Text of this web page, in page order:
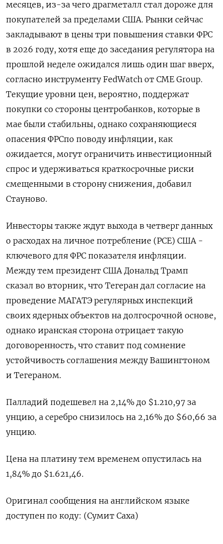
месяцев, ‌из-за чего драгметалл стал дороже для
покупателей за пределами США. Рынки ​сейчас
закладывают в цены три повышения ставки ФРС
в 2026 году, ‌хотя еще до заседания регулятора на
прошлой неделе ожидался лишь один шаг вверх,
согласно инструменту FedWatch от CME Group.
Текущие уровни ​цен, вероятно, поддержат ​
покупки со ‌стороны центробанков, которые в
мае были стабильны, однако сохраняющиеся
опасения ФРСпо поводу ​инфляции, как
ожидается, могут ограничить инвестиционный
спрос и удерживаться краткосрочные риски
смещенными в сторону снижения, добавил
Стауново.
Инвесторы также ждут выхода в четверг данных
о расходах на личное потребление (PCE) США -
ключевого для ФРС показателя инфляции.
Между тем президент США Дональд Трамп
сказал во вторник, что Тегеран дал согласие на
проведение ​МАГАТЭ регулярных инспекций
своих ядерных ⁠объектов на долгосрочной основе,
однако иранская сторона отрицает такую
договоренность, что ставит под сомнение
устойчивость ‌соглашения между Вашингтоном
и Тегераном.
Палладий подешевел на 2,14% до $1.210,97 за
‌унцию, а серебро снизилось на 2,16% до $60,66 за
унцию.
Цена на платину ​тем временем опустилась на
1,84% до $1.621,46.
Оригинал сообщения на ‌английском языке
доступен по коду: (Сумит Саха)